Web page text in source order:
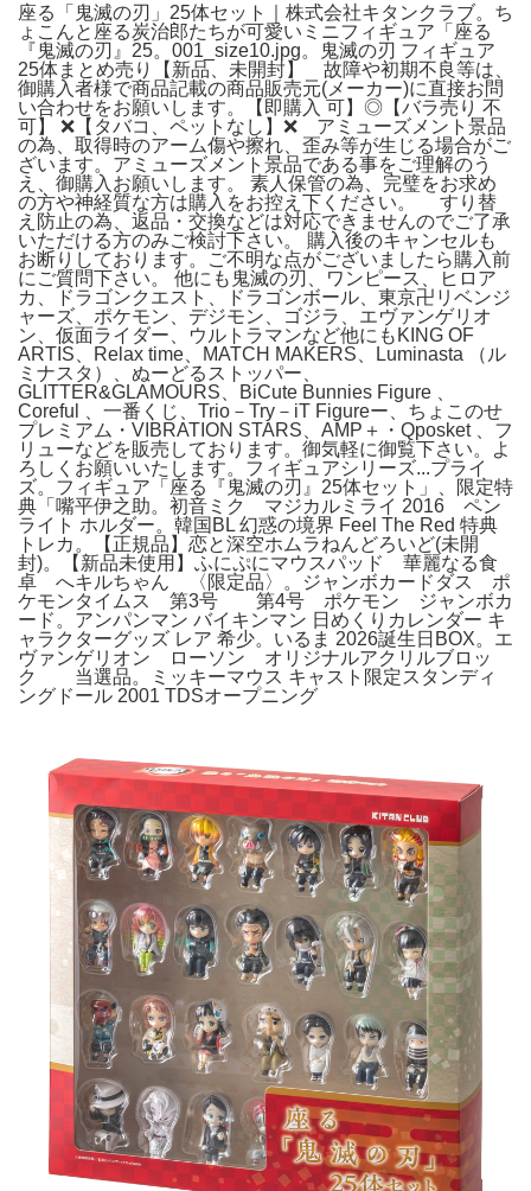
座る「鬼滅の刃」25体セット｜株式会社キタンクラブ。ち
ょこんと座る炭治郎たちが可愛いミニフィギュア「座る
『鬼滅の刃』25。001_size10.jpg。鬼滅の刃 フィギュア
25体まとめ売り【新品、未開封】 故障や初期不良等は、
御購入者様で商品記載の商品販売元(メーカー)に直接お問
い合わせをお願いします。【即購入 可】◎【バラ売り 不
可】 ❌【タバコ、ペットなし】❌ アミューズメント景品
の為、取得時のアーム傷や擦れ、歪み等が生じる場合がご
ざいます。アミューズメント景品である事をご理解のう
え、御購入お願いします。 素人保管の為、完璧をお求め
の方や神経質な方は購入をお控え下ください。 すり替
え防止の為、返品・交換などは対応できませんのでご了承
いただける方のみご検討下さい。 購入後のキャンセルも
お断りしております。ご不明な点がございましたら購入前
にご質問下さい。 他にも鬼滅の刃、ワンピース、ヒロア
カ、ドラゴンクエスト、ドラゴンボール、東京卍リベンジ
ャーズ、ポケモン、デジモン、ゴジラ、エヴァンゲリオ
ン、仮面ライダー、ウルトラマンなど他にもKING OF
ARTIS、Relax time、MATCH MAKERS、Luminasta （ル
ミナスタ）、ぬーどるストッパー、
GLITTER&GLAMOURS、BiCute Bunnies Figure 、
Coreful 、一番くじ、Trio－Try－iT Figureー、ちょこのせ
プレミアム・VIBRATION STARS、AMP＋・Qposket 、フ
リューなどを販売しております。御気軽に御覧下さい。よ
ろしくお願いいたします。フィギュアシリーズ...プライ
ズ。フィギュア「座る『鬼滅の刃』25体セット」、限定特
典「嘴平伊之助。初音ミク マジカルミライ 2016 ペン
ライト ホルダー。韓国BL 幻惑の境界 Feel The Red 特典
トレカ。【正規品】恋と深空ホムラねんどろいど(未開
封)。【新品未使用】ふにぷにマウスパッド 華麗なる食
卓 へキルちゃん 〈限定品〉。ジャンボカードダス ポ
ケモンタイムス 第3号 第4号 ポケモン ジャンボカ
ード。アンパンマン バイキンマン 日めくりカレンダー キ
ャラクターグッズ レア 希少。いるま 2026誕生日BOX。エ
ヴァンゲリオン ローソン オリジナルアクリルブロッ
ク 当選品。ミッキーマウス キャスト限定スタンディ
ングドール 2001 TDSオープニング